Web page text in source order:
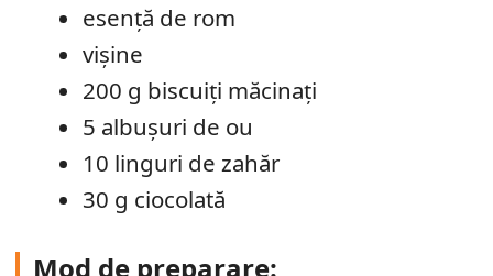
esență de rom
vișine
200 g biscuiți măcinați
5 albușuri de ou
10 linguri de zahăr
30 g ciocolată
Mod de preparare: